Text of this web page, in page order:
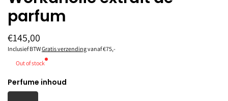
parfum
€145,00
Inclusief BTWGratis verzendingvanaf €75,-
Out of stock
Perfume inhoud